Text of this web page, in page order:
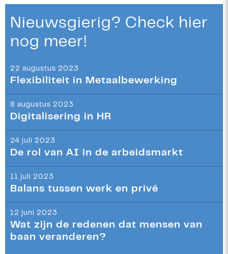
Nieuwsgierig? Check hier
nog meer!
22 augustus 2023
Flexibiliteit in Metaalbewerking
8 augustus 2023
Digitalisering in HR
24 juli 2023
De rol van AI in de arbeidsmarkt
11 juli 2023
Balans tussen werk en privé
12 juni 2023
Wat zijn de redenen dat mensen van
baan veranderen?